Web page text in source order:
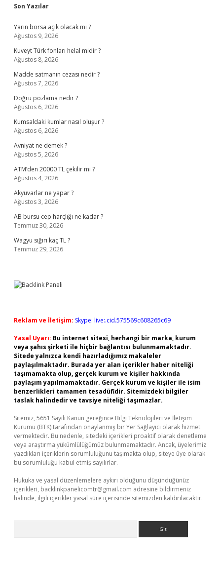
Sidebar
Son Yazılar
Yarın borsa açık olacak mı ?
Ağustos 9, 2026
Kuveyt Türk fonları helal midir ?
Ağustos 8, 2026
Madde satmanın cezası nedir ?
Ağustos 7, 2026
Doğru pozlama nedir ?
Ağustos 6, 2026
Kumsaldaki kumlar nasıl oluşur ?
Ağustos 6, 2026
Avniyat ne demek ?
Ağustos 5, 2026
ATM’den 20000 TL çekilir mi ?
Ağustos 4, 2026
Akyuvarlar ne yapar ?
Ağustos 3, 2026
AB bursu cep harçlığı ne kadar ?
Temmuz 30, 2026
Wagyu sığırı kaç TL ?
Temmuz 29, 2026
Reklam ve İletişim: Skype: live:.cid.575569c608265c69
Yasal Uyarı: Bu internet sitesi, herhangi bir marka, kurum
veya şahıs şirketi ile hiçbir bağlantısı bulunmamaktadır.
Sitede yalnızca kendi hazırladığımız makaleler
paylaşılmaktadır. Burada yer alan içerikler haber niteliği
taşımamakta olup, gerçek kurum ve kişiler hakkında
paylaşım yapılmamaktadır. Gerçek kurum ve kişiler ile isim
benzerlikleri tamamen tesadüfidir. Sitemizdeki bilgiler
taslak halindedir ve tavsiye niteliği taşımazlar.
Sitemiz, 5651 Sayılı Kanun gereğince Bilgi Teknolojileri ve İletişim
Kurumu (BTK) tarafından onaylanmış bir Yer Sağlayıcı olarak hizmet
vermektedir. Bu nedenle, sitedeki içerikleri proaktif olarak denetleme
veya araştırma yükümlülüğümüz bulunmamaktadır. Ancak, üyelerimiz
yazdıkları içeriklerin sorumluluğunu taşımakta olup, siteye üye olarak
bu sorumluluğu kabul etmiş sayılırlar.
Hukuka ve yasal düzenlemelere aykırı olduğunu düşündüğünüz
içerikleri, backlinkpanelicomtr@gmail.com adresine bildirmeniz
halinde, ilgili içerikler yasal süre içerisinde sitemizden kaldırılacaktır.